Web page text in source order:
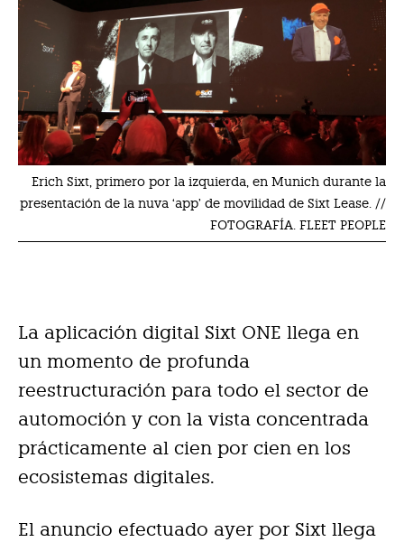
Erich Sixt, primero por la izquierda, en Munich durante la
presentación de la nuva ‘app’ de movilidad de Sixt Lease. //
FOTOGRAFÍA. FLEET PEOPLE
La aplicación digital Sixt ONE llega en
un momento de profunda
reestructuración para todo el sector de
automoción y con la vista concentrada
prácticamente al cien por cien en los
ecosistemas digitales.
El anuncio efectuado ayer por Sixt llega